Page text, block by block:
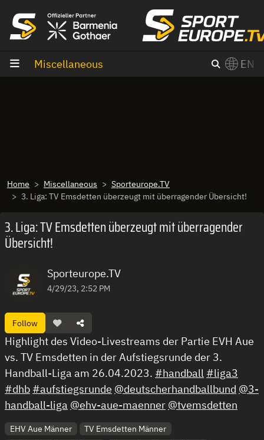
Miscellaneous EN
Home Miscellaneous
Sporteurope.TV
3. Liga: TV Emsdetten überzeugt mit überragender Übersicht!
3. Liga: TV Emsdetten überzeugt mit überragender
Übersicht!
Sporteurope.TV
4/29/23, 2:52 PM
Follow
Highlight des Video-Livestreams der Partie EVH Aue
vs. TV Emsdetten in der Aufstiegsrunde der 3.
Handball-Liga am 26.04.2023. #handball #liga3
#dhb #aufstiegsrunde @deutscherhandballbund @3-
handball-liga @ehv-aue-maenner @tvemsdetten
EHV Aue Männer
TV Emsdetten Männer